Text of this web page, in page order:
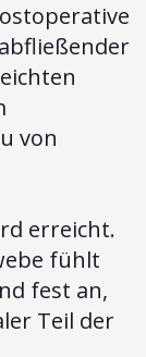
von
erreicht.
fühlt
fest an,
Teil der